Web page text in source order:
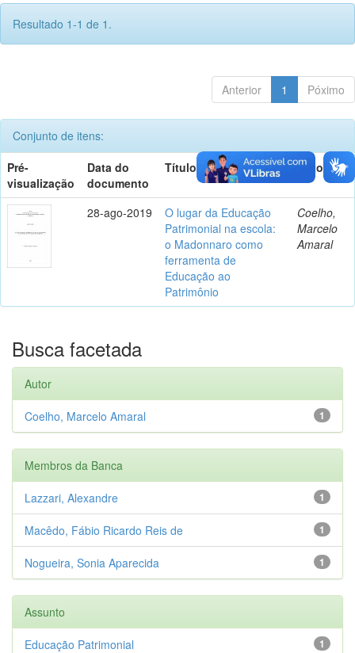
Resultado 1-1 de 1.
Anterior 1 Póximo
Conjunto de itens:
Pré-
visualização
Data do
documento
Título Autor(es)
28-ago-2019
O lugar da Educação
Patrimonial na escola:
o Madonnaro como
ferramenta de
Educação ao
Patrimônio
Coelho,
Marcelo
Amaral
Busca facetada
Autor
1
Coelho, Marcelo Amaral
Membros da Banca
1
Lazzari, Alexandre
1
Macêdo, Fábio Ricardo Reis de
1
Nogueira, Sonia Aparecida
Assunto
1
Educação Patrimonial